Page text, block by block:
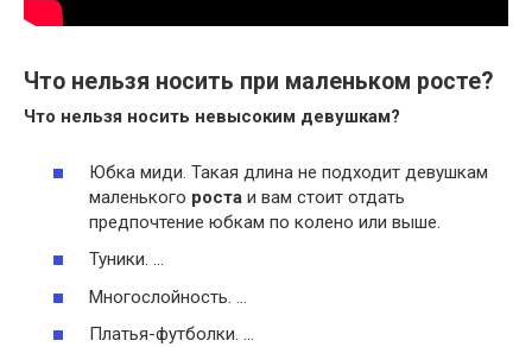
Что нельзя носить при маленьком росте?
Что нельзя носить невысоким девушкам?
Юбка миди. Такая длина не подходит девушкам
маленького роста и вам стоит отдать
предпочтение юбкам по колено или выше.
Туники. …
Многослойность. …
Платья-футболки. …